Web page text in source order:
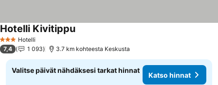
3 Tähtiluokitus
Hotelli
Hotelli Kivitippu
7,4 1 093 3.7 km kohteesta Keskusta
Valitse päivät nähdäksesi tarkat hinnat
Katso hinnat